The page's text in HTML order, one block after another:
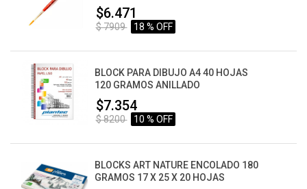
$6.471
$ 7909 18 % OFF
BLOCK PARA DIBUJO A4 40 HOJAS
120 GRAMOS ANILLADO
$7.354
$ 8200 10 % OFF
BLOCKS ART NATURE ENCOLADO 180
GRAMOS 17 X 25 X 20 HOJAS